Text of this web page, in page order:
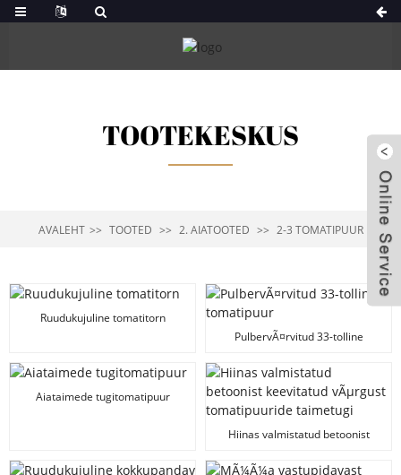
TOOTEKESKUS
AVALEHT TOOTED 2. AIATOOTED 2-3 TOMATIPUUR
Ruudukujuline tomatitorn
PulbervÃ¤rvitud 33-tolline
Aiataimede tugitomatipuur
Hiinas valmistatud betoonist
tomatipuuride taimetugi